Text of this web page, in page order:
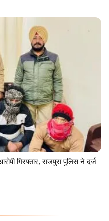
गिरफ्तार, राजपुरा पुलिस ने दर्ज